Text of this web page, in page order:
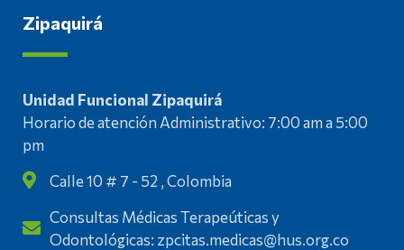
Zipaquirá
Unidad Funcional Zipaquirá
Horario de atención Administrativo: 7:00 am a 5:00
pm
Calle 10 # 7 - 52 , Colombia
Consultas Médicas Terapeúticas y
Odontológicas: zpcitas.medicas@hus.org.co